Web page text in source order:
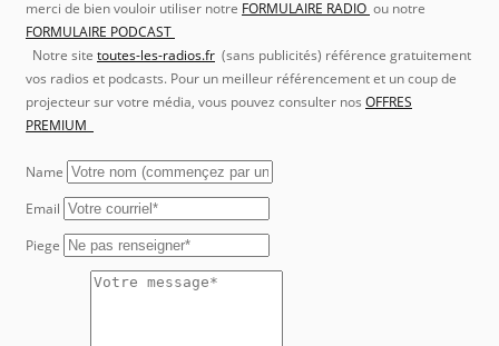
merci de bien vouloir utiliser notre FORMULAIRE RADIO ou notre
FORMULAIRE PODCAST
Notre site toutes-les-radios.fr (sans publicités) référence gratuitement
vos radios et podcasts. Pour un meilleur référencement et un coup de
projecteur sur votre média, vous pouvez consulter nos OFFRES
PREMIUM
Name
Email
Piege